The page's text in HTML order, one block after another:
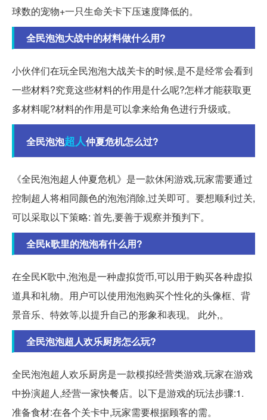
球数的宠物+一只生命关卡下压速度降低的。
全民泡泡大战中的材料做什么用?
小伙伴们在玩全民泡泡大战关卡的时候,是不是经常会看到
一些材料?究竟这些材料的作用是什么呢?怎样才能获取更
多材料呢?材料的作用是可以拿来给角色进行升级或。
全民泡泡超人仲夏危机怎么过?
《全民泡泡超人仲夏危机》是一款休闲游戏,玩家需要通过
控制超人将相同颜色的泡泡消除,过关即可。要想顺利过关,
可以采取以下策略: 首先,要善于观察并预判下。
全民k歌里的泡泡有什么用?
在全民K歌中,泡泡是一种虚拟货币,可以用于购买各种虚拟
道具和礼物。用户可以使用泡泡购买个性化的头像框、背
景音乐、特效等,以提升自己的形象和表现。 此外,。
全民泡泡超人欢乐厨房怎么玩?
全民泡泡超人欢乐厨房是一款模拟经营类游戏,玩家在游戏
中扮演超人,经营一家快餐店。以下是游戏的玩法步骤:1.
准备食材:在各个关卡中,玩家需要根据顾客的需。